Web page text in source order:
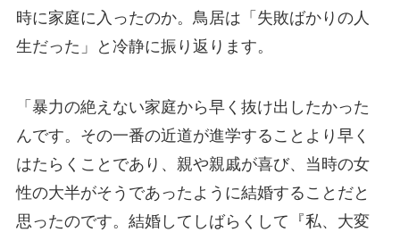
時に家庭に入ったのか。鳥居は「失敗ばかりの人
生だった」と冷静に振り返ります。
「暴力の絶えない家庭から早く抜け出したかった
んです。その一番の近道が進学することより早く
はたらくことであり、親や親戚が喜び、当時の女
性の大半がそうであったように結婚することだと
思ったのです。結婚してしばらくして『私、大変